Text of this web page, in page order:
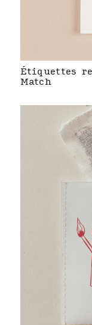
Étiquettes
Match